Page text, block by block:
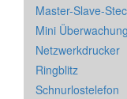
Master-Slave-
Mini
Netzwerkdrucker
Ringblitz
Schnurlostelefon